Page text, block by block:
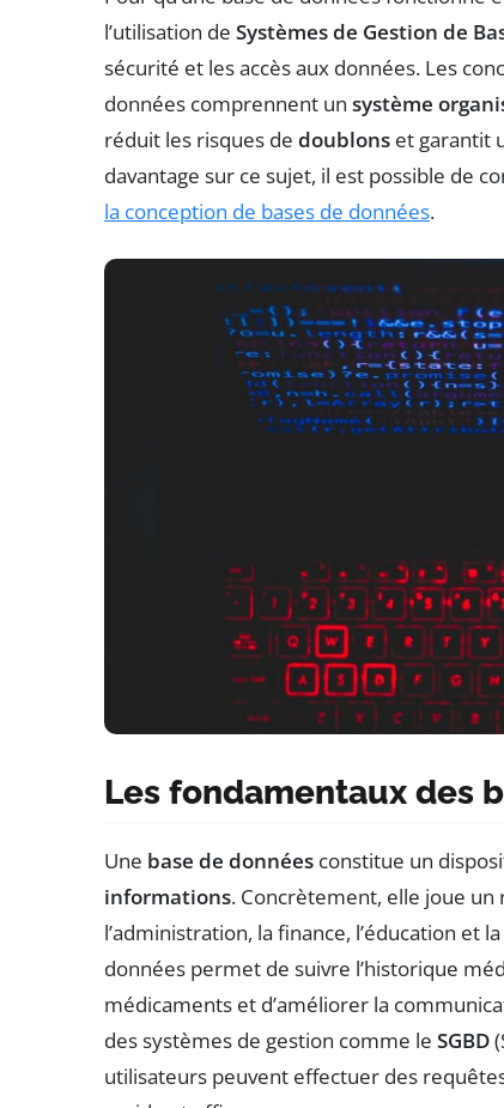
l’utilisation de Systèmes de Gestion de
sécurité et les accès aux données. Les
données comprennent un système
réduit les risques de doublons et garantit
davantage sur ce sujet, il est possible de
la conception de bases de données.
Les fondamentaux des
Une base de données constitue un
informations. Concrètement, elle joue
l’administration, la finance, l’éducation et
données permet de suivre l’historique
médicaments et d’améliorer la
des systèmes de gestion comme le SGBD
utilisateurs peuvent effectuer des